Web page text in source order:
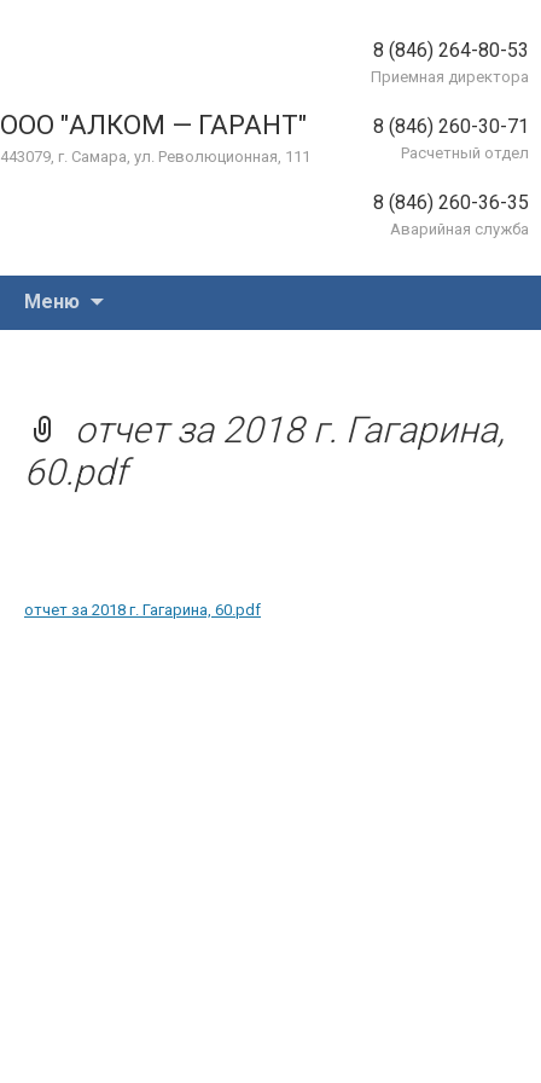
ООО "АЛКОМ — ГАРАНТ"
443079, г. Самара, ул. Революционная, 111
8 (846) 264-80-53
Приемная директора
8 (846) 260-30-71
Расчетный отдел
8 (846) 260-36-35
Аварийная служба
Меню
отчет за 2018 г. Гагарина,
60.pdf
отчет за 2018 г. Гагарина, 60.pdf